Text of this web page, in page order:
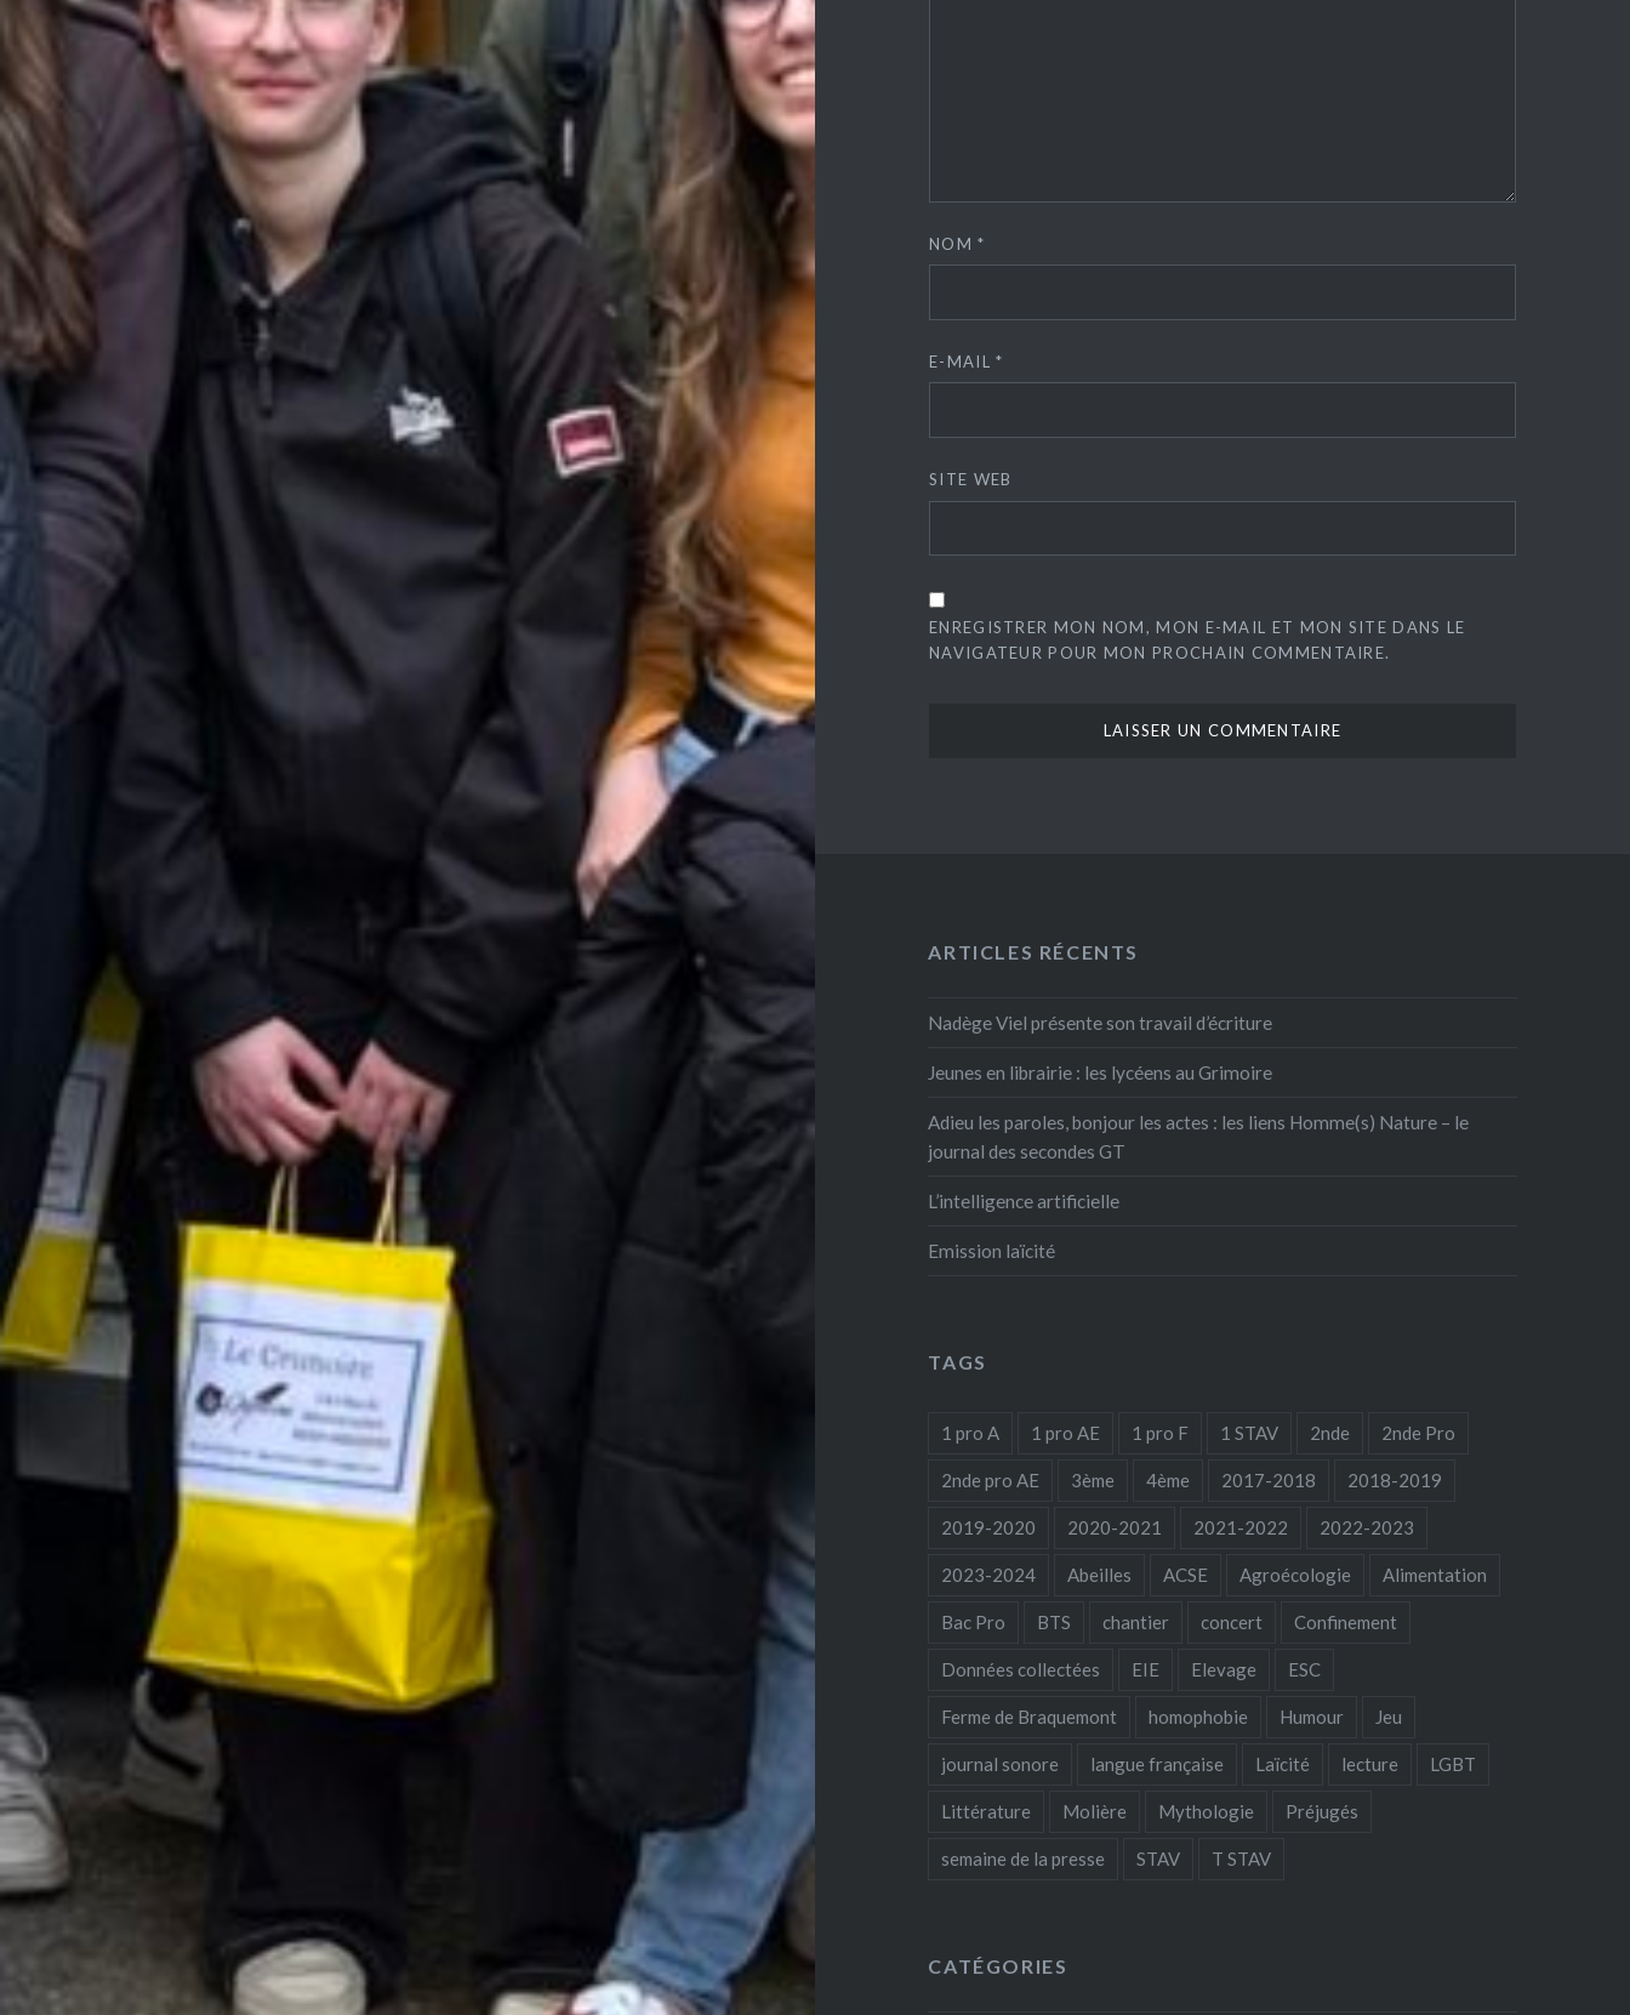
NOM*
E-MAIL*
SITE WEB
ENREGISTRER MON NOM, MON E-MAIL ET MON SITE DANS LE
NAVIGATEUR POUR MON PROCHAIN COMMENTAIRE.
ARTICLES RÉCENTS
Nadège Viel présente son travail d’écriture
Jeunes en librairie : les lycéens au Grimoire
Adieu les paroles, bonjour les actes : les liens Homme(s) Nature – le
journal des secondes GT
L’intelligence artificielle
Emission laïcité
TAGS
1 pro A 1 pro AE 1 pro F 1 STAV 2nde 2nde Pro
2nde pro AE 3ème 4ème 2017-2018 2018-2019
2019-2020 2020-2021 2021-2022 2022-2023
2023-2024 Abeilles ACSE Agroécologie Alimentation
Bac Pro BTS chantier concert Confinement
Données collectées EIE Elevage ESC
Ferme de Braquemont homophobie Humour Jeu
journal sonore langue française Laïcité lecture LGBT
Littérature Molière Mythologie Préjugés
semaine de la presse STAV T STAV
CATÉGORIES